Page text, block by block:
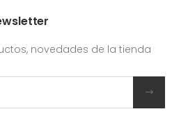
novedades de la tienda